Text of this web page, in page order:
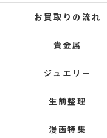
お買取りの流れ
貴金属
ジュエリー
生前整理
漫画特集